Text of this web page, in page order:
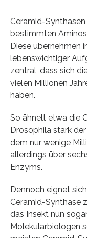
Ceramid-
bestimmten
Diese übernehmen
lebenswichtiger
zentral, dass sich
vielen Millionen
haben.
So ähnelt etwa die
Drosophila stark
dem nur wenige
allerdings über
Enzyms.
Dennoch eignet
Ceramid-Synthase
das Insekt nun
Molekularbiologen